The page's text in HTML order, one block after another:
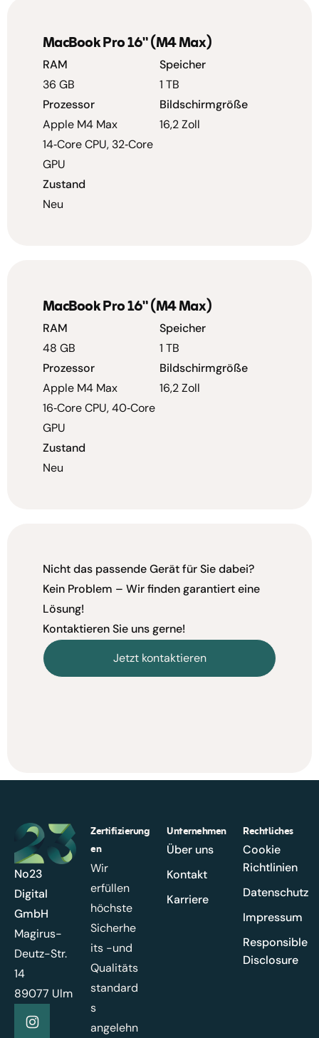
MacBook Pro 16" (M4 Max)
RAM
36 GB
Speicher
1 TB
Prozessor
Apple M4 Max
14‑Core CPU, 32‑Core
GPU
Bildschirmgröße
16,2 Zoll
Zustand
Neu
MacBook Pro 16" (M4 Max)
RAM
48 GB
Speicher
1 TB
Prozessor
Apple M4 Max
16‑Core CPU, 40‑Core
GPU
Bildschirmgröße
16,2 Zoll
Zustand
Neu
Nicht das passende Gerät für Sie dabei?
Kein Problem – Wir finden garantiert eine
Lösung!
Kontaktieren Sie uns gerne!
Jetzt kontaktieren
No23
Digital
GmbH
Magirus-
Deutz-Str.
14
89077 Ulm
Zertifizierung
en
Wir
erfüllen
höchste
Sicherhe
its -und
Qualitäts
standard
s
angelehn
Unternehmen
Über uns
Kontakt
Karriere
Rechtliches
Cookie
Richtlinien
Datenschutz
Impressum
Responsible
Disclosure